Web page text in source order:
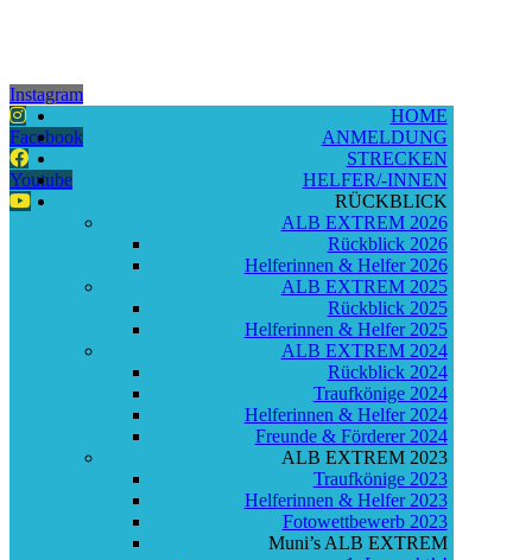
Instagram
Facebook
Youtube
HOME
ANMELDUNG
STRECKEN
HELFER/-INNEN
RÜCKBLICK
ALB EXTREM 2026
Rückblick 2026
Helferinnen & Helfer 2026
ALB EXTREM 2025
Rückblick 2025
Helferinnen & Helfer 2025
ALB EXTREM 2024
Rückblick 2024
Traufkönige 2024
Helferinnen & Helfer 2024
Freunde & Förderer 2024
ALB EXTREM 2023
Traufkönige 2023
Helferinnen & Helfer 2023
Fotowettbewerb 2023
Muni’s ALB EXTREM